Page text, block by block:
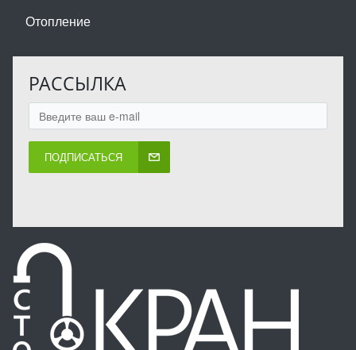
Отопление
РАССЫЛКА
ПОДПИСАТЬСЯ